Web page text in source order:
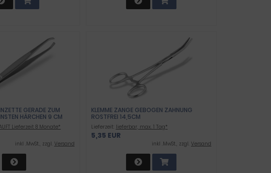
GERADE ZUM
HÄRCHEN 9 CM
Lieferzeit 8 Monate*
inkl .MwSt., zzgl. Versand
KLEMME ZANGE GEBOGEN ZAHNUNG
ROSTFREI 14,5CM
Lieferzeit: lieferbar, max. 1 Tag*
5,35 EUR
inkl .MwSt., zzgl. Versand